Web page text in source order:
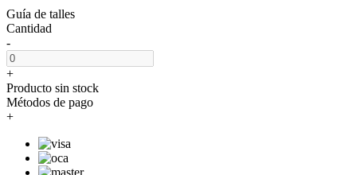
Guía de talles
Cantidad
-
+
Producto sin stock
Métodos de pago
+